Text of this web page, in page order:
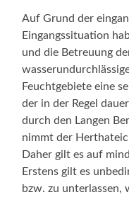
Auf Grund der
Eingangssituation
und die Betreuung
Feuchtgebiete eine
der in der Regel
durch den Langen
nimmt der
Daher gilt es auf
Erstens gilt es
bzw. zu unterlassen,